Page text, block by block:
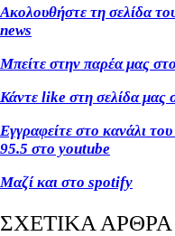
Ακολουθήστε τη σελίδα
news
Μπείτε στην παρέα μας
Κάντε like στη σελίδα μας
Εγγραφείτε στο κανάλι
95.5 στο youtube
Μαζί και στο spotify
ΣΧΕΤΙΚΑ ΑΡΘΡΑ